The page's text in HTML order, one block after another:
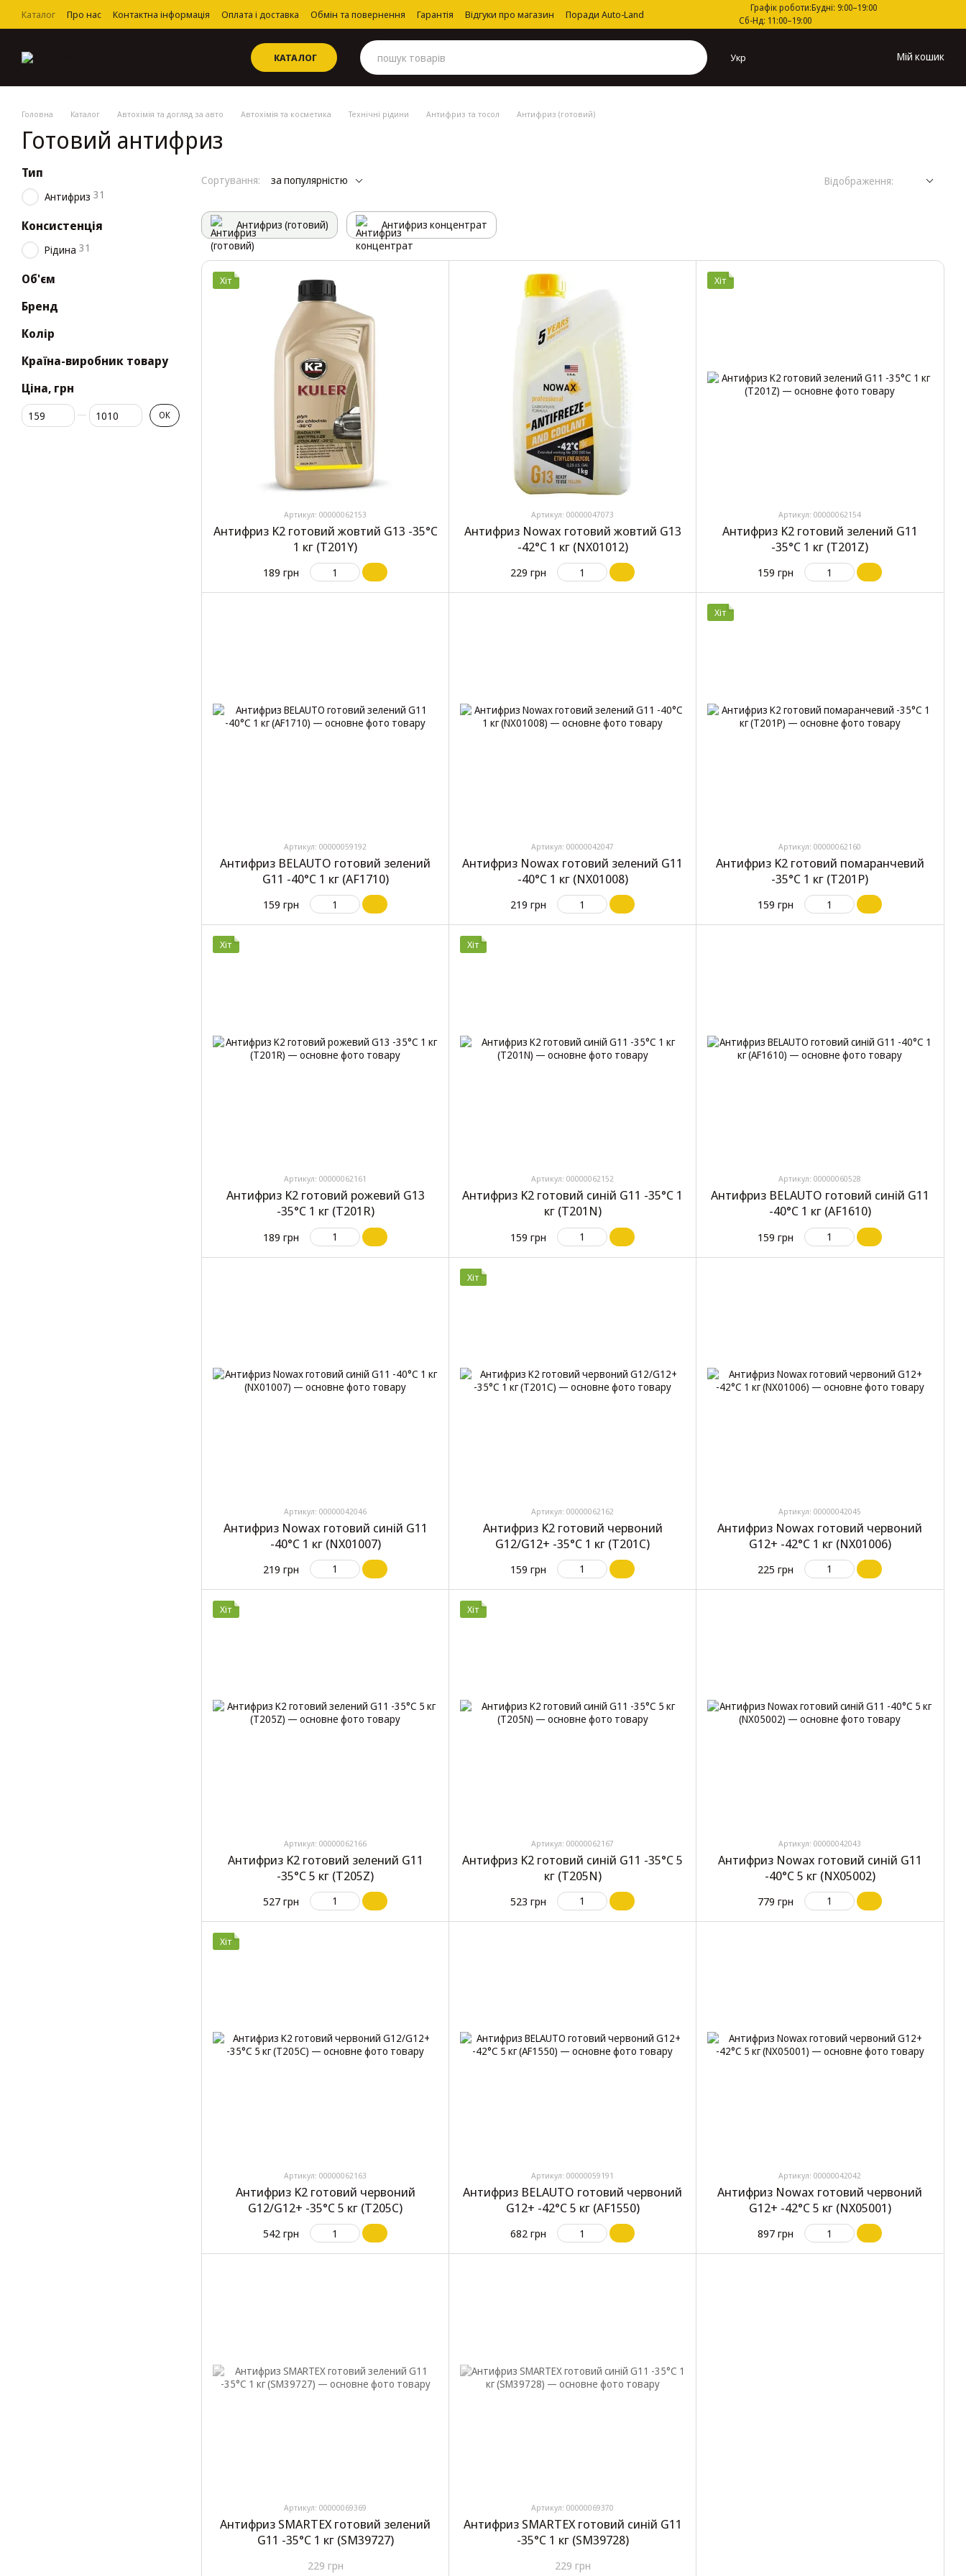
Перейти до основного контенту
Каталог Про нас Контактна інформація Оплата і доставка Обмін та повернення Гарантія Відгуки про магазин
Поради Auto-Land
Угода користувача
Графік роботи:Будні: 9:00–19:00
Сб-Нд: 11:00–19:00
КАТАЛОГ Укр Мій кошик
Головна Каталог Автохімія та догляд за авто Автохімія та косметика Технічні рідини Антифриз та тосол Антифриз (готовий)
Готовий антифриз
Сортування: за популярністю Відображення:
Антифриз (готовий) Антифриз концентрат
Хіт
Артикул: 00000062153
Антифриз K2 готовий жовтий G13 -35°C
1 кг (T201Y)
189 грн
Артикул: 00000047073
Антифриз Nowax готовий жовтий G13
-42°C 1 кг (NX01012)
229 грн
Хіт
Артикул: 00000062154
Антифриз K2 готовий зелений G11
-35°C 1 кг (T201Z)
159 грн
Артикул: 00000059192
Антифриз BELAUTO готовий зелений
G11 -40°C 1 кг (AF1710)
159 грн
Артикул: 00000042047
Антифриз Nowax готовий зелений G11
-40°C 1 кг (NX01008)
219 грн
Хіт
Артикул: 00000062160
Антифриз K2 готовий помаранчевий
-35°C 1 кг (T201P)
159 грн
Хіт
Артикул: 00000062161
Антифриз K2 готовий рожевий G13
-35°C 1 кг (T201R)
189 грн
Хіт
Артикул: 00000062152
Антифриз K2 готовий синій G11 -35°C 1
кг (T201N)
159 грн
Артикул: 00000060528
Антифриз BELAUTO готовий синій G11
-40°C 1 кг (AF1610)
159 грн
Артикул: 00000042046
Антифриз Nowax готовий синій G11
-40°C 1 кг (NX01007)
219 грн
Хіт
Артикул: 00000062162
Антифриз K2 готовий червоний
G12/G12+ -35°C 1 кг (T201C)
159 грн
Артикул: 00000042045
Антифриз Nowax готовий червоний
G12+ -42°C 1 кг (NX01006)
225 грн
Хіт
Артикул: 00000062166
Антифриз K2 готовий зелений G11
-35°C 5 кг (T205Z)
527 грн
Хіт
Артикул: 00000062167
Антифриз K2 готовий синій G11 -35°C 5
кг (T205N)
523 грн
Артикул: 00000042043
Антифриз Nowax готовий синій G11
-40°C 5 кг (NX05002)
779 грн
Хіт
Артикул: 00000062163
Антифриз K2 готовий червоний
G12/G12+ -35°C 5 кг (T205C)
542 грн
Артикул: 00000059191
Антифриз BELAUTO готовий червоний
G12+ -42°C 5 кг (AF1550)
682 грн
Артикул: 00000042042
Антифриз Nowax готовий червоний
G12+ -42°C 5 кг (NX05001)
897 грн
Артикул: 00000069369
Антифриз SMARTEX готовий зелений
G11 -35°C 1 кг (SM39727)
229 грн
Артикул: 00000069370
Антифриз SMARTEX готовий синій G11
-35°C 1 кг (SM39728)
229 грн
Тип
Антифриз 31
Консистенція
Рідина 31
Об'єм
Бренд
Колір
Країна-виробник товару
Ціна, грн
Від Ціна, грн
До Ціна, грн ОК